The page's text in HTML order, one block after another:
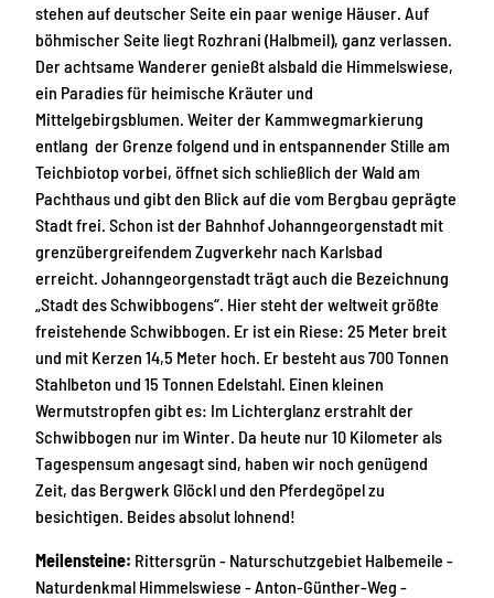
stehen auf deutscher Seite ein paar wenige Häuser. Auf
böhmischer Seite liegt Rozhrani (Halbmeil), ganz verlassen.
Der achtsame Wanderer genießt alsbald die Himmelswiese,
ein Paradies für heimische Kräuter und
Mittelgebirgsblumen. Weiter der Kammwegmarkierung
entlang der Grenze folgend und in entspannender Stille am
Teichbiotop vorbei, öffnet sich schließlich der Wald am
Pachthaus und gibt den Blick auf die vom Bergbau geprägte
Stadt frei. Schon ist der Bahnhof Johanngeorgenstadt mit
grenzübergreifendem Zugverkehr nach Karlsbad
erreicht. Johanngeorgenstadt trägt auch die Bezeichnung
„Stadt des Schwibbogens“. Hier steht der weltweit größte
freistehende Schwibbogen. Er ist ein Riese: 25 Meter breit
und mit Kerzen 14,5 Meter hoch. Er besteht aus 700 Tonnen
Stahlbeton und 15 Tonnen Edelstahl. Einen kleinen
Wermutstropfen gibt es: Im Lichterglanz erstrahlt der
Schwibbogen nur im Winter. Da heute nur 10 Kilometer als
Tagespensum angesagt sind, haben wir noch genügend
Zeit, das Bergwerk Glöckl und den Pferdegöpel zu
besichtigen. Beides absolut lohnend!
Meilensteine: Rittersgrün - Naturschutzgebiet Halbemeile -
Naturdenkmal Himmelswiese - Anton-Günther-Weg -